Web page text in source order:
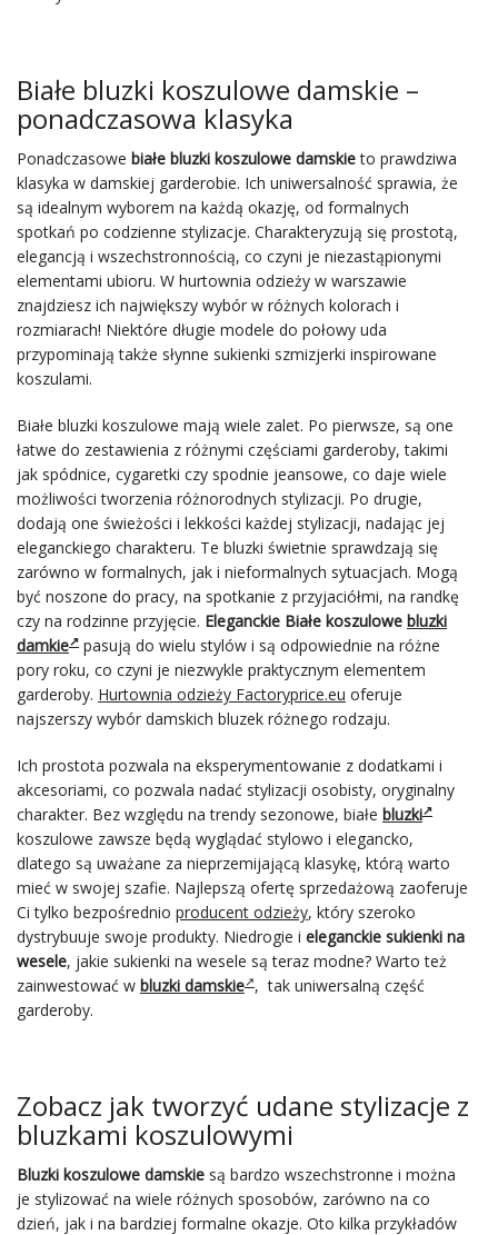
Białe bluzki koszulowe damskie –
ponadczasowa klasyka
Ponadczasowe białe bluzki koszulowe damskieto prawdziwa
klasyka w damskiej garderobie. Ich uniwersalność sprawia, że
są idealnym wyborem na każdą okazję, od formalnych
spotkań po codzienne stylizacje. Charakteryzują się prostotą,
elegancją i wszechstronnością, co czyni je niezastąpionymi
elementami ubioru. W hurtownia odzieży w warszawie
znajdziesz ich największy wybór w różnych kolorach i
rozmiarach! Niektóre długie modele do połowy uda
przypominają także słynne sukienki szmizjerki inspirowane
koszulami.
Białe bluzki koszulowe mają wiele zalet. Po pierwsze, są one
łatwe do zestawienia z różnymi częściami garderoby, takimi
jak spódnice, cygaretki czy spodnie jeansowe, co daje wiele
możliwości tworzenia różnorodnych stylizacji. Po drugie,
dodają one świeżości i lekkości każdej stylizacji, nadając jej
eleganckiego charakteru. Te bluzki świetnie sprawdzają się
zarówno w formalnych, jak i nieformalnych sytuacjach. Mogą
być noszone do pracy, na spotkanie z przyjaciółmi, na randkę
czy na rodzinne przyjęcie. Eleganckie Białe koszulowe bluzki
damkie
pasują do wielu stylów i są odpowiednie na różne
pory roku, co czyni je niezwykle praktycznym elementem
garderoby. Hurtownia odzieży Factoryprice.eu oferuje
najszerszy wybór damskich bluzek różnego rodzaju.
Ich prostota pozwala na eksperymentowanie z dodatkami i
akcesoriami, co pozwala nadać stylizacji osobisty, oryginalny
charakter. Bez względu na trendy sezonowe, białe bluzki
koszulowe zawsze będą wyglądać stylowo i elegancko,
dlatego są uważane za nieprzemijającą klasykę, którą warto
mieć w swojej szafie. Najlepszą ofertę sprzedażową zaoferuje
Ci tylko bezpośrednio producent odzieży, który szeroko
dystrybuuje swoje produkty. Niedrogie i eleganckie sukienki na
wesele, jakie sukienki na wesele są teraz modne? Warto też
zainwestować w bluzki damskie , tak uniwersalną część
garderoby.
Zobacz jak tworzyć udane stylizacje z
bluzkami koszulowymi
Bluzki koszulowe damskie są bardzo wszechstronne i można
je stylizować na wiele różnych sposobów, zarówno na co
dzień, jak i na bardziej formalne okazje. Oto kilka przykładów